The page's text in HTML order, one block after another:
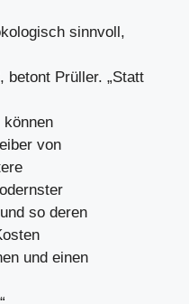
sinnvoll,
betont Prüller. „Statt
von
so deren
und einen